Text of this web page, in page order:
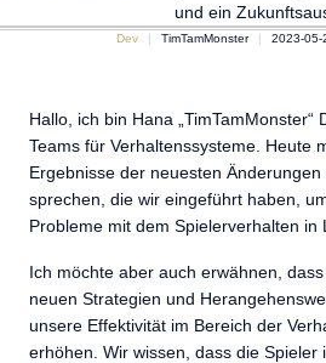
und ein
Dev TimTamMonster 2023-05-
Hallo, ich bin Hana „TimTamMonster“
Teams für Verhaltenssysteme. Heute
Ergebnisse der neuesten
sprechen, die wir eingeführt haben,
Probleme mit dem Spielerverhalten in
Ich möchte aber auch erwähnen,
neuen Strategien und
unsere Effektivität im Bereich der
erhöhen. Wir wissen, dass die Spieler